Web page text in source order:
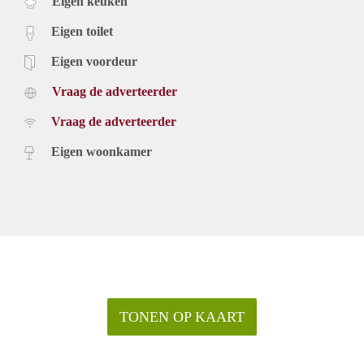
toegang tot de keuken. De keuken heeft een keukenblok met
veel kastruimte, kookplaat en afzuigkap. Daarnaast kan je via
de keuken het balkon betreden.
De zeer ruime woonkamer heeft veel lichtinval doordat het
eveneens kun je via deze woonkamer het balkon betreden.
Op de begane grond bevind zich een privé berging.
Locatie:
contactformulier van Funda, VBO of Pararius. Je krijgt
Eigen toilet
Eigen voordeur
Vraag de adverteerder
Vraag de adverteerder
Eigen woonkamer
TONEN OP KAART